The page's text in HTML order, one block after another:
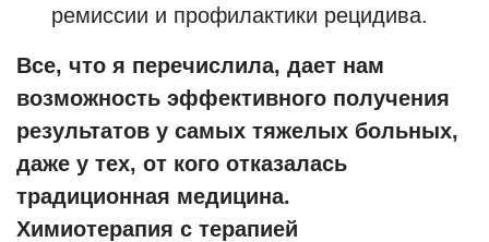
ремиссии и профилактики рецидива.
Все, что я перечислила, дает нам
возможность эффективного получения
результатов у самых тяжелых больных,
даже у тех, от кого отказалась
традиционная медицина.
Химиотерапия с терапией